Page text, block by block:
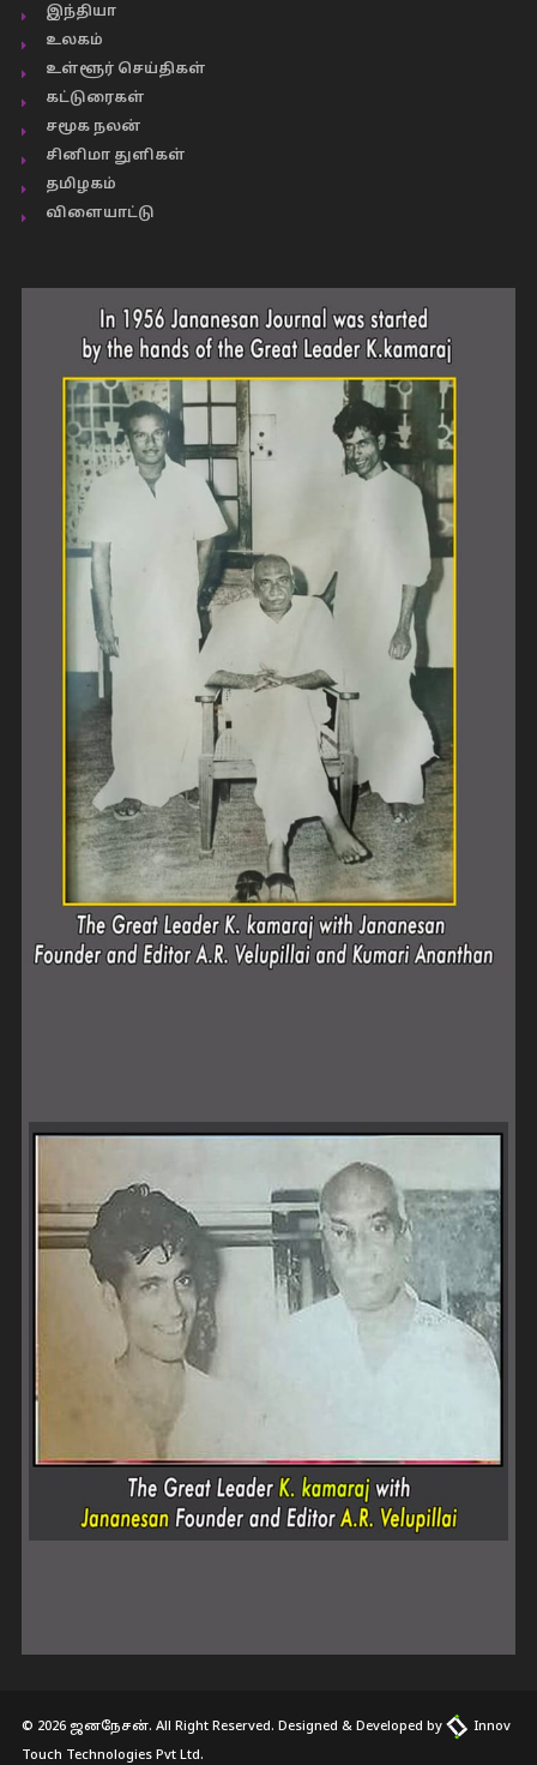
இந்தியா
உலகம்
உள்ளூர் செய்திகள்
கட்டுரைகள்
சமூக நலன்
சினிமா துளிகள்
தமிழகம்
விளையாட்டு
© 2026 ஜனநேசன். All Right Reserved. Designed & Developed by
Innov
Touch Technologies Pvt Ltd.